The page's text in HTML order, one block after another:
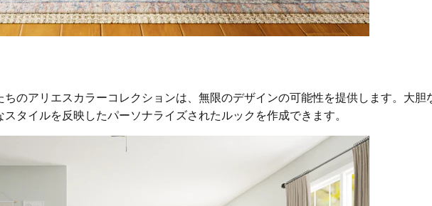
のアリエスカラーコレクションは、無限のデザインの可能性を提供します。大
タイルを反映したパーソナライズされたルックを作成できます。